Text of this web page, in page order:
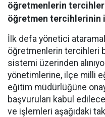
öğretmenlerin tercihleri
öğretmen tercihlerinin
İlk defa yönetici
öğretmenlerin tercihleri
sistemi üzerinden
yönetimlerine, ilçe milli
eğitim müdürlüğüne
başvuruları kabul
ve işlemleri aşağıdaki